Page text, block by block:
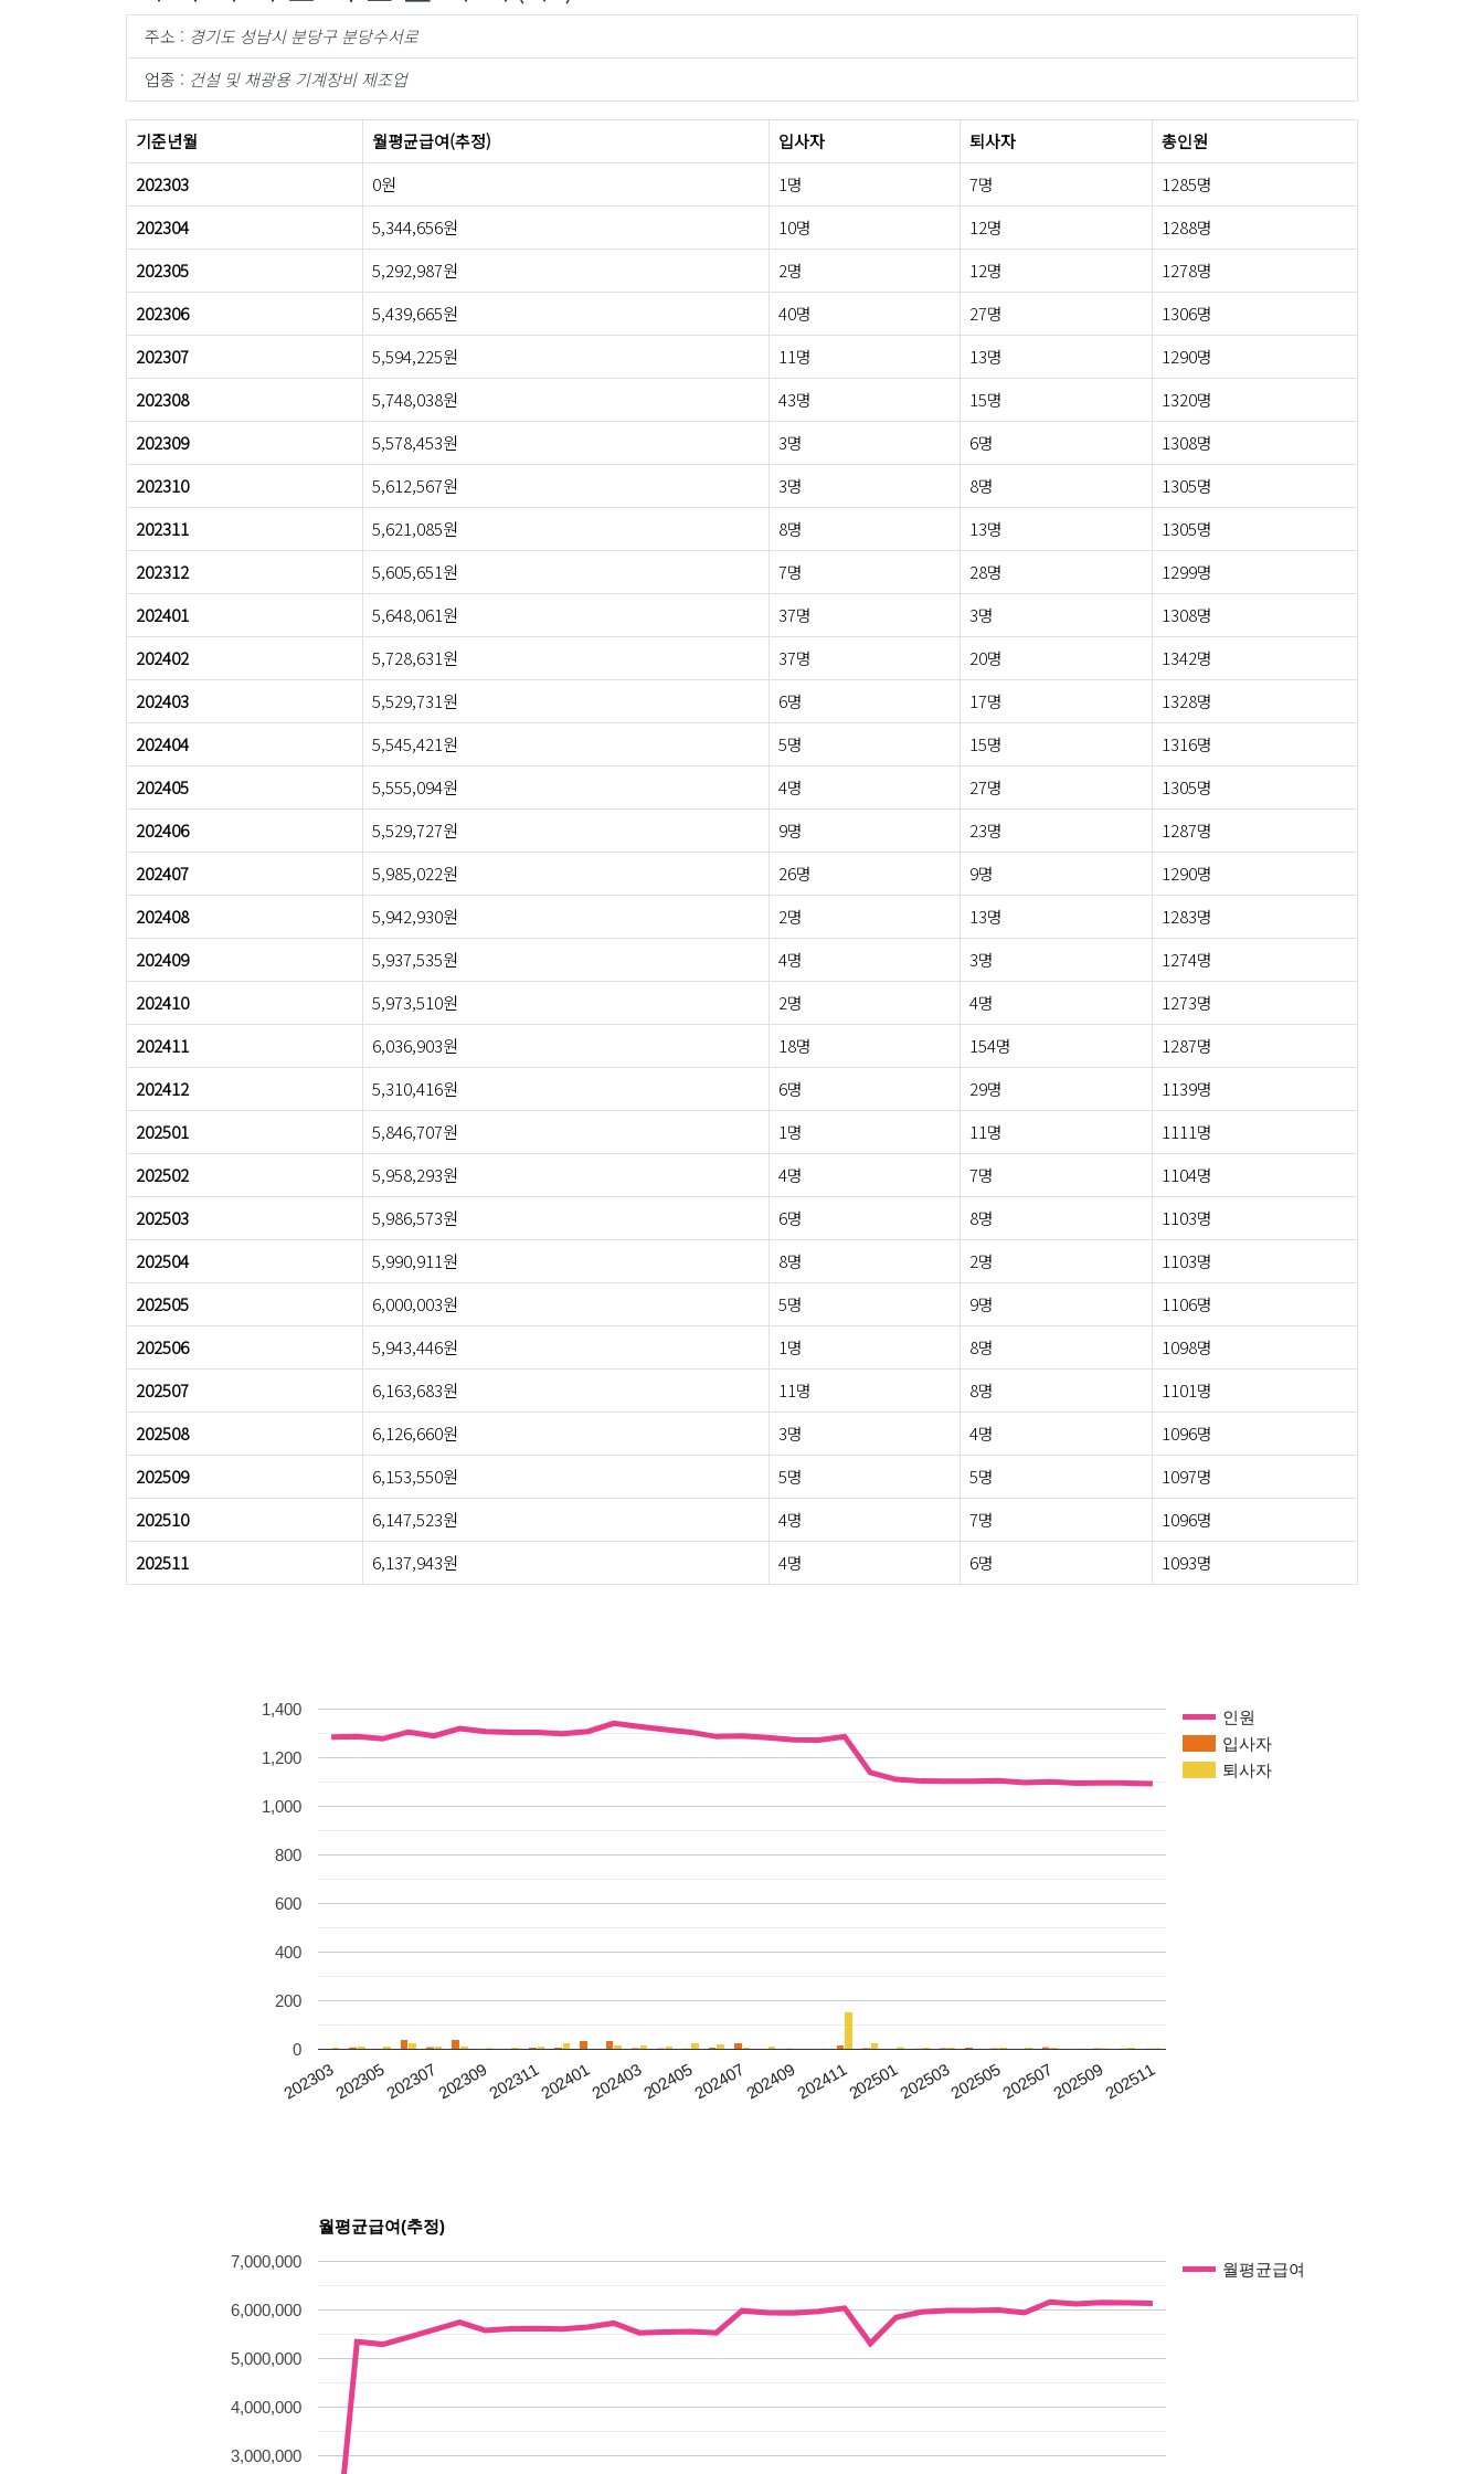
주소 : 경기도 성남시 분당구 분당수서로
업종 : 건설 및 채광용 기계장비 제조업
기준년월 월평균급여(추정) 입사자 퇴사자
총인원
202303
0원 1명 7명
1285명
202304
5,344,656원 10명 12명
1288명
202305
5,292,987원 2명 12명
1278명
202306
5,439,665원 40명 27명
1306명
202307
5,594,225원 11명 13명
1290명
202308
5,748,038원 43명 15명
1320명
202309
5,578,453원 3명 6명
1308명
202310
5,612,567원 3명 8명
1305명
202311
5,621,085원 8명 13명
1305명
202312
5,605,651원 7명 28명
1299명
202401
5,648,061원 37명 3명
1308명
202402
5,728,631원 37명 20명
1342명
202403
5,529,731원 6명 17명
1328명
202404
5,545,421원 5명 15명
1316명
202405
5,555,094원 4명 27명
1305명
202406
5,529,727원 9명 23명
1287명
202407
5,985,022원 26명 9명
1290명
202408
5,942,930원 2명 13명
1283명
202409
5,937,535원 4명 3명
1274명
202410
5,973,510원 2명 4명
1273명
202411
6,036,903원 18명 154명
1287명
202412
5,310,416원 6명 29명
1139명
202501
5,846,707원 1명 11명
1111명
202502
5,958,293원 4명 7명
1104명
202503
5,986,573원 6명 8명
1103명
202504
5,990,911원 8명 2명
1103명
202505
6,000,003원 5명 9명
1106명
202506
5,943,446원 1명 8명
1098명
202507
6,163,683원 11명 8명
1101명
202508
6,126,660원 3명 4명
1096명
202509
6,153,550원 5명 5명
1097명
202510
6,147,523원 4명 7명
1096명
202511
6,137,943원 4명 6명 1093명
인원
입사자
퇴사자
202303202305202307202309202311202401202403202405202407202409202411202501202503202505202507202509202511
0
200
400
600
800
1,000
1,200
1,400
월평균급여(추정)
월평균급여
3,000,000
4,000,000
5,000,000
6,000,000
7,000,000